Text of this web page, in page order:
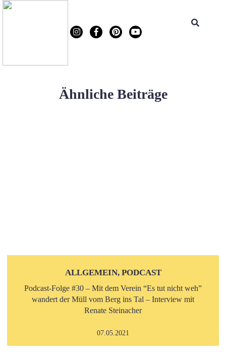
Ähnliche Beiträge
ALLGEMEIN, PODCAST
Podcast-Folge #30 – Mit dem Verein “Es tut nicht weh”
wandert der Müll vom Berg ins Tal – Interview mit
Renate Steinacher
07.05.2021